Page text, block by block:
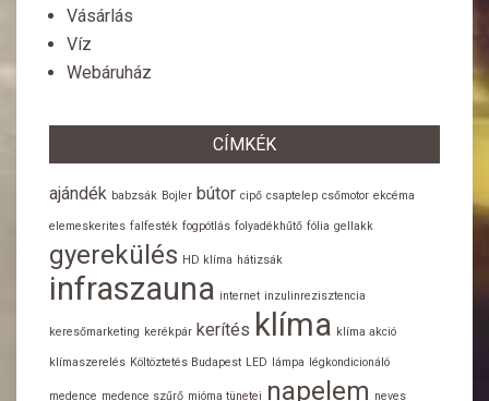
Vásárlás
Víz
Webáruház
CÍMKÉK
ajándék babzsák Bojler bútor cipő csaptelep csőmotor ekcéma
elemeskerites falfesték fogpótlás folyadékhűtő fólia gellakk
gyerekülés HD klíma hátizsák
infraszauna internet inzulinrezisztencia
keresőmarketing kerékpár kerítés klíma klíma akció
klímaszerelés Költöztetés Budapest LED lámpa légkondicionáló
medence medence szűrő mióma tünetei napelem neves